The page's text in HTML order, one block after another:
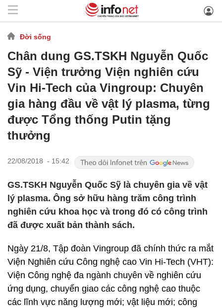
Đời sống
Chân dung GS.TSKH Nguyễn Quốc
Sỹ - Viện trưởng Viện nghiên cứu
Vin Hi-Tech của Vingroup: Chuyên
gia hàng đầu về vật lý plasma, từng
được Tổng thống Putin tặng
thưởng
22/08/2018 - 15:42
GS.TSKH Nguyễn Quốc Sỹ là chuyên gia về vật
lý plasma. Ông sở hữu hàng trăm công trình
nghiên cứu khoa học và trong đó có công trình
đã được xuất bản thành sách.
Ngày 21/8, Tập đoàn Vingroup đã chính thức ra mắt
Viện Nghiên cứu Công nghệ cao Vin Hi-Tech (VHT):
Viện Công nghệ đa ngành chuyên về nghiên cứu
ứng dụng, chuyển giao các công nghệ cao thuộc
các lĩnh vực năng lượng mới; vật liệu mới; công